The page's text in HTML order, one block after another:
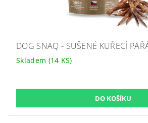
DOG SNAQ - SUŠENÉ KUŘECÍ
Skladem (14 KS)